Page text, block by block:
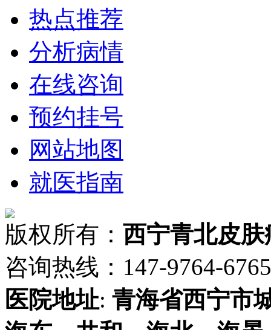
热点推荐
分析病情
在线咨询
预约挂号
网站地图
就医指南
版权所有： 西宁青北皮肤
咨询热线：147-9764-
医院地址: 青海省西宁市